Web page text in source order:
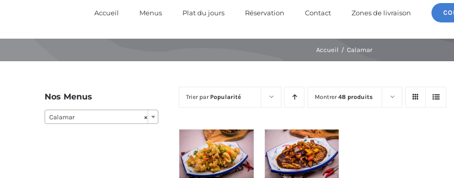
Accueil Menus Plat du jours Réservation Contact Zones de livraison
Accueil Calamar
Trier par Popularité Montrer48 produits
Nos Menus
×
Calamar